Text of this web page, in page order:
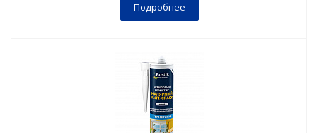
Подробнее